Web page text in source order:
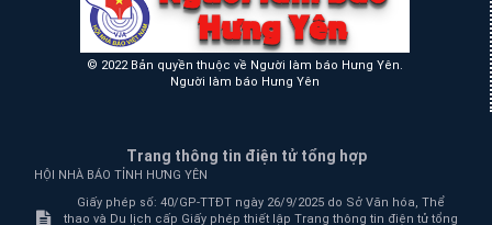
© 2022 Bản quyền thuộc về Người làm báo Hưng Yên.
Người làm báo Hưng Yên
Trang thông tin điện tử tổng hợp
HỘI NHÀ BÁO TỈNH HƯNG YÊN
Giấy phép số: 40/GP-TTĐT ngày 26/9/2025 do Sở Văn hóa, Thể
thao và Du lịch cấp Giấy phép thiết lập Trang thông tin điện tử tổng